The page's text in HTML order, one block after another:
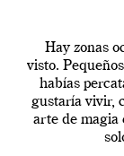
Hay zonas
visto.
habías
gustaría vivir,
arte de magia